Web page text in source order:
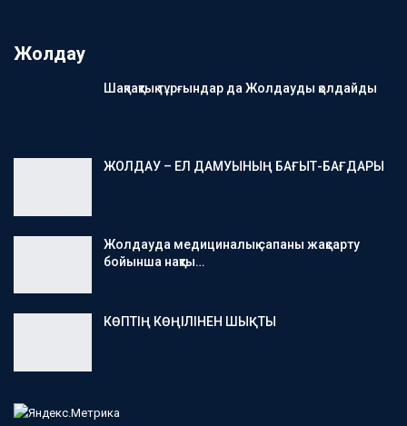
Жолдау
Шақпақтық тұрғындар да Жолдауды қолдайды
ЖОЛДАУ – ЕЛ ДАМУЫНЫҢ БАҒЫТ-БАҒДАРЫ
Жолдауда медициналық сапаны жақсарту
бойынша нақты…
КӨПТІҢ КӨҢІЛІНЕН ШЫҚТЫ